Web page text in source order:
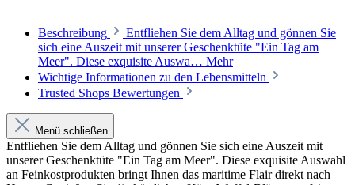
Beschreibung
Entfliehen Sie dem Alltag und gönnen Sie
sich eine Auszeit mit unserer Geschenktüte "Ein Tag am
Meer". Diese exquisite Auswa… Mehr
Wichtige Informationen zu den Lebensmitteln
Trusted Shops Bewertungen
Menü schließen
Entfliehen Sie dem Alltag und gönnen Sie sich eine Auszeit mit
unserer Geschenktüte "Ein Tag am Meer". Diese exquisite Auswahl
an Feinkostprodukten bringt Ihnen das maritime Flair direkt nach